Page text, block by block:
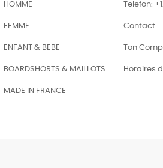
HOMME
FEMME
ENFANT & BEBE
BOARDSHORTS & MAILLOTS
MADE IN FRANCE
Telefon:
Contact
Ton
Horaires